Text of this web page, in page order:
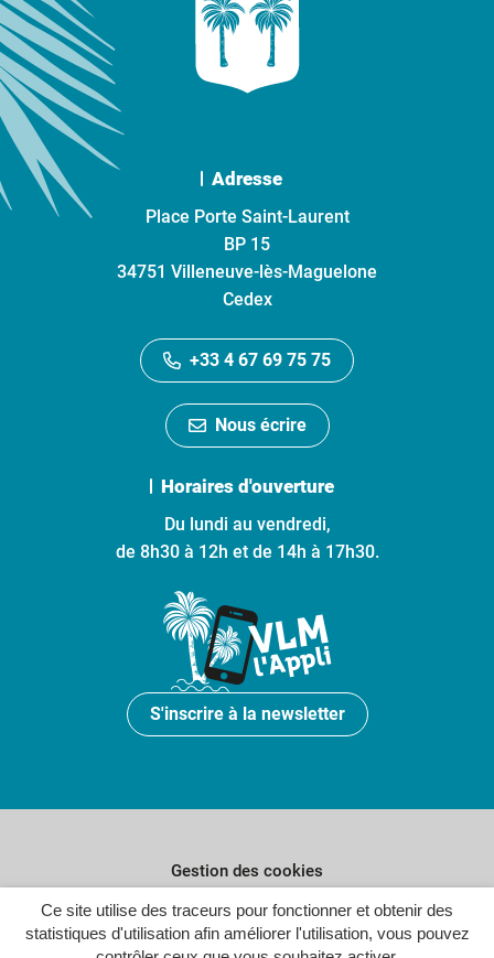
Ce site utilise des traceurs pour fonctionner et obtenir des
statistiques d'utilisation afin améliorer l'utilisation, vous pouvez
Adresse
Place Porte Saint-Laurent
BP 15
34751 Villeneuve-lès-Maguelone
Cedex
+33 4 67 69 75 75
Nous écrire
Horaires d'ouverture
Du lundi au vendredi,
de 8h30 à 12h et de 14h à 17h30.
S'inscrire à la newsletter
Gestion des cookies
Plan du site
Politique de confidentialité